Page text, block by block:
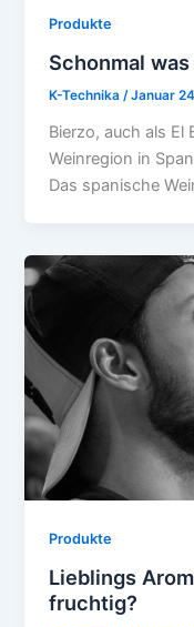
Produkte
Schonmal
K-Technika/Januar
Bierzo, auch als El
Weinregion in
Das spanische
Produkte
Lieblings
fruchtig?